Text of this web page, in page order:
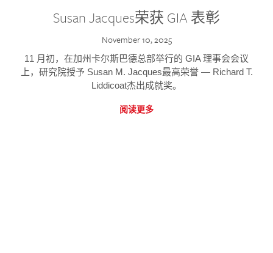
Susan Jacques荣获 GIA 表彰
November 10, 2025
11 月初，在加州卡尔斯巴德总部举行的 GIA 理事会会议
上，研究院授予 Susan M. Jacques最高荣誉 — Richard T.
Liddicoat杰出成就奖。
阅读更多